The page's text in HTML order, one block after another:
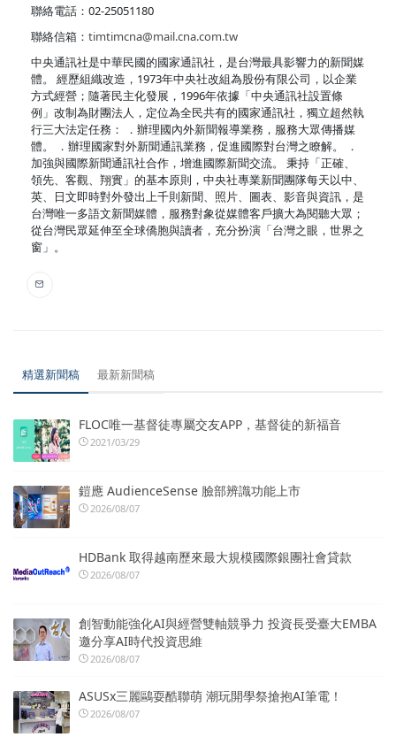
聯絡電話：02-25051180
聯絡信箱： timtimcna@mail.cna.com.tw
中央通訊社是中華民國的國家通訊社，是台灣最具影響力的新聞媒
體。 經歷組織改造，1973年中央社改組為股份有限公司，以企業
方式經營；隨著民主化發展，1996年依據「中央通訊社設置條
例」改制為財團法人，定位為全民共有的國家通訊社，獨立超然執
行三大法定任務： ．辦理國內外新聞報導業務，服務大眾傳播媒
體。 ．辦理國家對外新聞通訊業務，促進國際對台灣之瞭解。 ．
加強與國際新聞通訊社合作，增進國際新聞交流。 秉持「正確、
領先、客觀、翔實」的基本原則，中央社專業新聞團隊每天以中、
英、日文即時對外發出上千則新聞、照片、圖表、影音與資訊，是
台灣唯一多語文新聞媒體，服務對象從媒體客戶擴大為閱聽大眾；
從台灣民眾延伸至全球僑胞與讀者，充分扮演「台灣之眼，世界之
窗」。
精選新聞稿 最新新聞稿
FLOC唯一基督徒專屬交友APP，基督徒的新福音
2021/03/29
鎧應 AudienceSense 臉部辨識功能上市
2026/08/07
HDBank 取得越南歷來最大規模國際銀團社會貸款
2026/08/07
創智動能強化AI與經營雙軸競爭力 投資長受臺大EMBA
邀分享AI時代投資思維
2026/08/07
ASUSx三麗鷗耍酷聯萌 潮玩開學祭搶抱AI筆電！
2026/08/07